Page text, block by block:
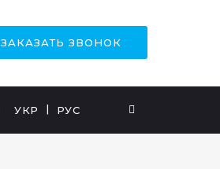
ЗАКАЗАТЬ ЗВОНОК
УКР РУС